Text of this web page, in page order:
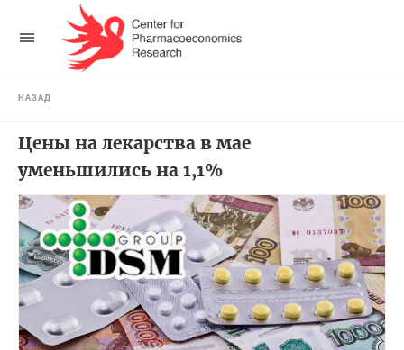
НАЗАД
Цены на лекарства в мае
уменьшились на 1,1%